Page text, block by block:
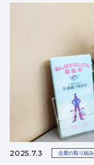
2025.7.3 企業の取り組み